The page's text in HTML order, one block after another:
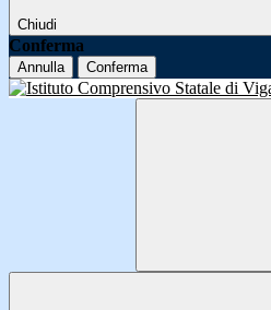
Chiudi
Conferma
Annulla Conferma